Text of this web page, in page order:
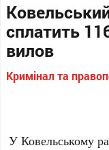
сплатить
вилов
Кримінал та
У Ковельському